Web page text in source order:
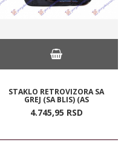
STAKLO RETROVIZORA SA
GREJ (SA BLIS) (AS
4.745,95 RSD